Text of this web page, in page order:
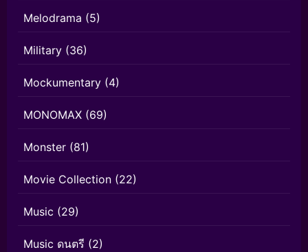
Melodrama (5)
Military (36)
Mockumentary (4)
MONOMAX (69)
Monster (81)
Movie Collection (22)
Music (29)
Music ดนตรี (2)